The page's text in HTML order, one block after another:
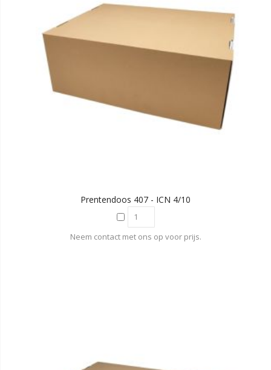
Prentendoos 407 - ICN 4/10
Neem contact met ons op voor prijs.